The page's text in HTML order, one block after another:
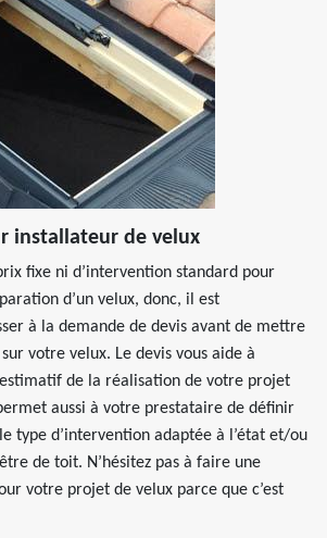
installateur de velux
prix fixe ni d’intervention standard pour
d’un velux, donc, il est
à la demande de devis avant de mettre
votre velux. Le devis vous aide à
de la réalisation de votre projet
aussi à votre prestataire de définir
type d’intervention adaptée à l’état et/ou
de toit. N’hésitez pas à faire une
votre projet de velux parce que c’est